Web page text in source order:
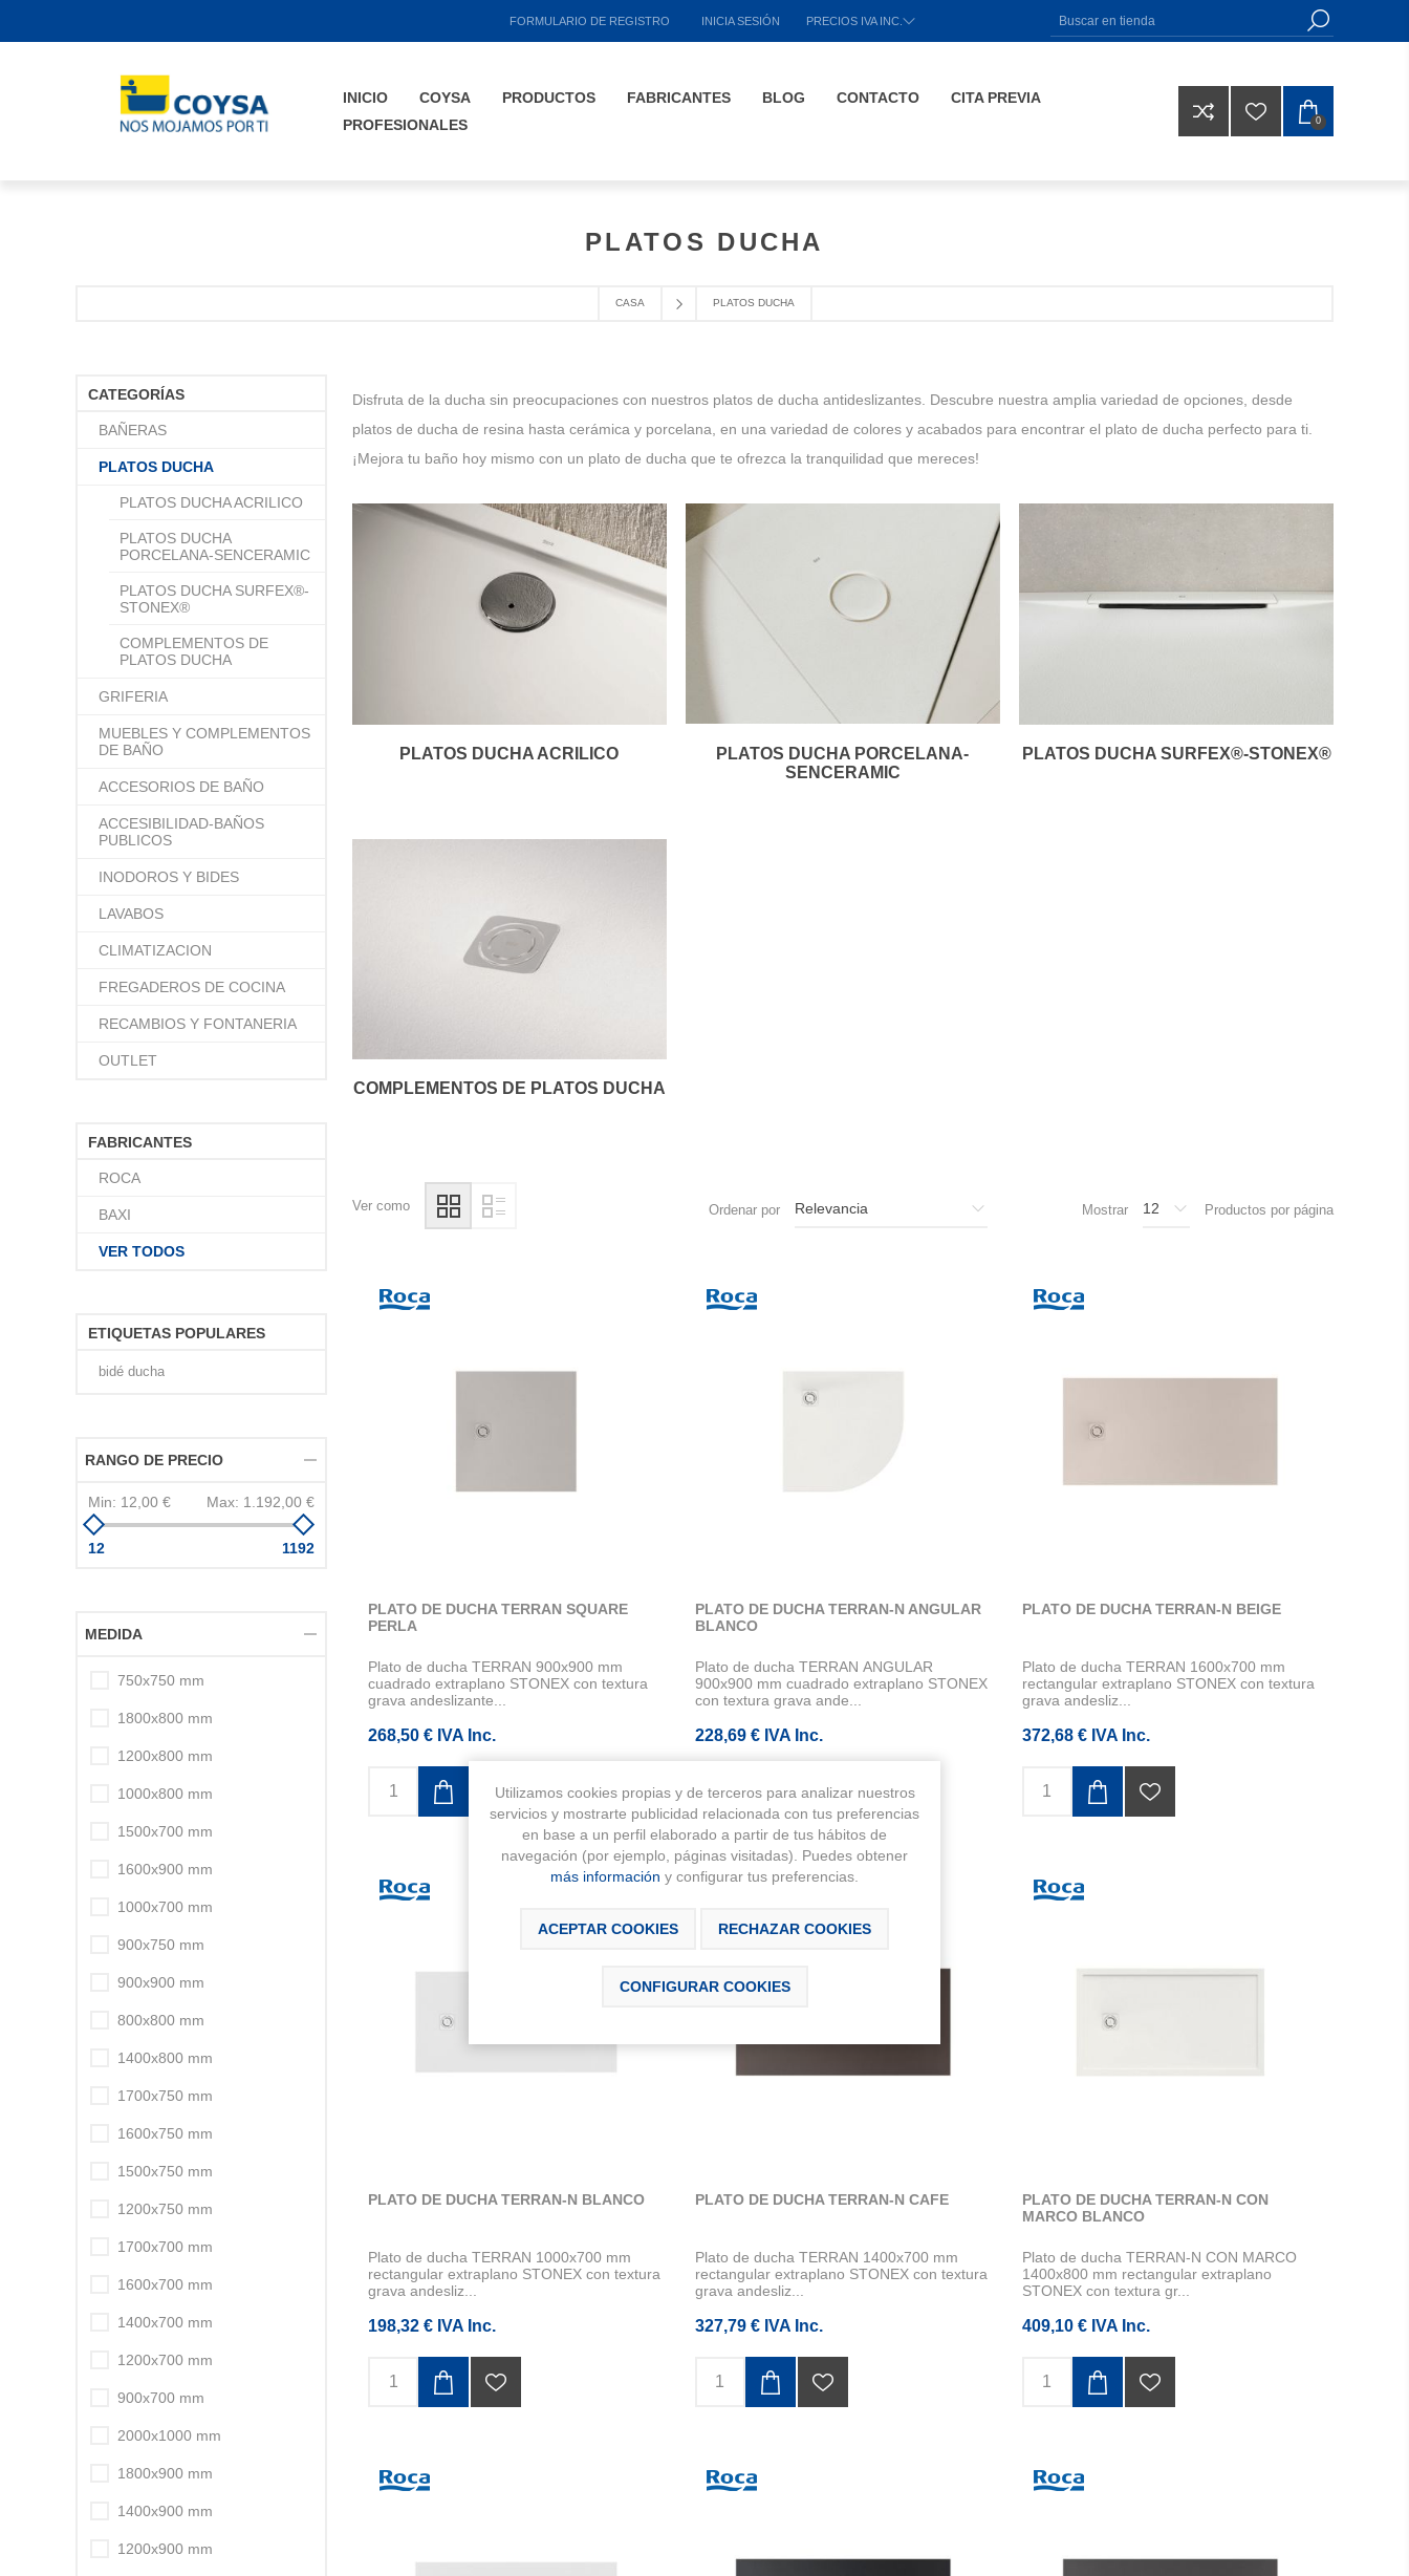
FORMULARIO DE REGISTRO INICIA SESIÓN PRECIOS IVA INC.
INICIO COYSA PRODUCTOS FABRICANTES BLOG CONTACTO
CITA PREVIA
PROFESIONALES
0
CASA PLATOS DUCHA
PLATOS DUCHA
Disfruta de la ducha sin preocupaciones con nuestros platos de ducha antideslizantes. Descubre nuestra amplia variedad de opciones, desde
platos de ducha de resina hasta cerámica y porcelana, en una variedad de colores y acabados para encontrar el plato de ducha perfecto para ti.
¡Mejora tu baño hoy mismo con un plato de ducha que te ofrezca la tranquilidad que mereces!
PLATOS DUCHA ACRILICO
PLATOS DUCHA PORCELANA-
SENCERAMIC
PLATOS DUCHA SURFEX®-STONEX®
COMPLEMENTOS DE PLATOS DUCHA
Ver como Ordenar por Mostrar Productos por página
PLATO DE DUCHA TERRAN SQUARE
PERLA
Plato de ducha TERRAN 900x900 mm
cuadrado extraplano STONEX con textura
grava andeslizante...
268,50 € IVA Inc.
PLATO DE DUCHA TERRAN-N ANGULAR
BLANCO
Plato de ducha TERRAN ANGULAR
900x900 mm cuadrado extraplano STONEX
con textura grava ande...
228,69 € IVA Inc.
PLATO DE DUCHA TERRAN-N BEIGE
Plato de ducha TERRAN 1600x700 mm
rectangular extraplano STONEX con textura
grava andesliz...
372,68 € IVA Inc.
PLATO DE DUCHA TERRAN-N BLANCO
Plato de ducha TERRAN 1000x700 mm
rectangular extraplano STONEX con textura
grava andesliz...
198,32 € IVA Inc.
PLATO DE DUCHA TERRAN-N CAFE
Plato de ducha TERRAN 1400x700 mm
rectangular extraplano STONEX con textura
grava andesliz...
327,79 € IVA Inc.
PLATO DE DUCHA TERRAN-N CON
MARCO BLANCO
Plato de ducha TERRAN-N CON MARCO
1400x800 mm rectangular extraplano
STONEX con textura gr...
409,10 € IVA Inc.
CATEGORÍAS
BAÑERAS
PLATOS DUCHA
PLATOS DUCHA ACRILICO
PLATOS DUCHA
PORCELANA-SENCERAMIC
PLATOS DUCHA SURFEX®-
STONEX®
COMPLEMENTOS DE
PLATOS DUCHA
GRIFERIA
MUEBLES Y COMPLEMENTOS
DE BAÑO
ACCESORIOS DE BAÑO
ACCESIBILIDAD-BAÑOS
PUBLICOS
INODOROS Y BIDES
LAVABOS
CLIMATIZACION
FREGADEROS DE COCINA
RECAMBIOS Y FONTANERIA
OUTLET
FABRICANTES
ROCA
BAXI
VER TODOS
ETIQUETAS POPULARES
bidé ducha
RANGO DE PRECIO
Min: 12,00 € Max: 1.192,00 €
12 1192
MEDIDA
750x750 mm
1800x800 mm
1200x800 mm
1000x800 mm
1500x700 mm
1600x900 mm
1000x700 mm
900x750 mm
900x900 mm
800x800 mm
1400x800 mm
1700x750 mm
1600x750 mm
1500x750 mm
1200x750 mm
1700x700 mm
1600x700 mm
1400x700 mm
1200x700 mm
900x700 mm
2000x1000 mm
1800x900 mm
1400x900 mm
1200x900 mm
Utilizamos cookies propias y de terceros para analizar nuestros
servicios y mostrarte publicidad relacionada con tus preferencias
en base a un perfil elaborado a partir de tus hábitos de
navegación (por ejemplo, páginas visitadas). Puedes obtener
más información y configurar tus preferencias.
ACEPTAR COOKIES RECHAZAR COOKIES
CONFIGURAR COOKIES